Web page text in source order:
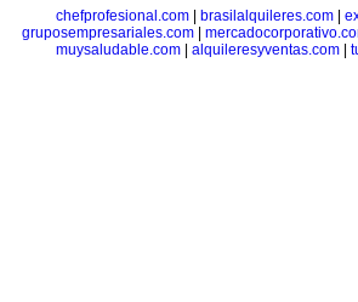
chefprofesional.com
brasilalquileres.com
gruposempresariales.com
muysaludable.com
alquileresyventas.com